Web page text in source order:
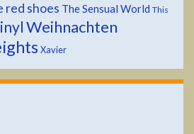
red shoes The Sensual World This
Weihnachten
Xavier